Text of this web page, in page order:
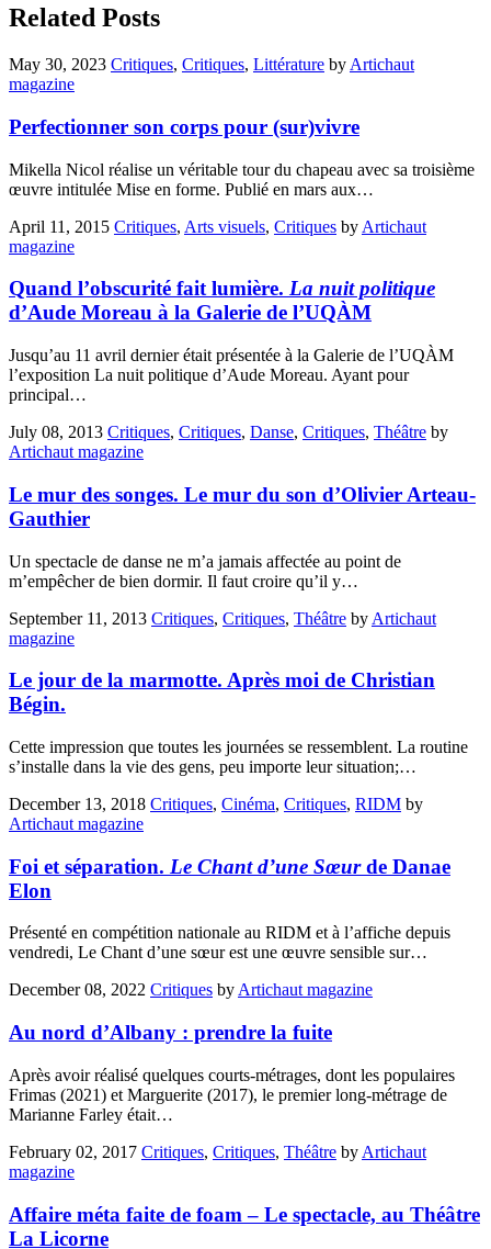
Related Posts
May 30, 2023 Critiques, Critiques, Littérature by Artichaut
magazine
Perfectionner son corps pour (sur)vivre
Mikella Nicol réalise un véritable tour du chapeau avec sa troisième
œuvre intitulée Mise en forme. Publié en mars aux…
April 11, 2015 Critiques, Arts visuels, Critiques by Artichaut
magazine
Quand l’obscurité fait lumière. La nuit politique
d’Aude Moreau à la Galerie de l’UQÀM
Jusqu’au 11 avril dernier était présentée à la Galerie de l’UQÀM
l’exposition La nuit politique d’Aude Moreau. Ayant pour
principal…
July 08, 2013 Critiques, Critiques, Danse, Critiques, Théâtre by
Artichaut magazine
Le mur des songes. Le mur du son d’Olivier Arteau-
Gauthier
Un spectacle de danse ne m’a jamais affectée au point de
m’empêcher de bien dormir. Il faut croire qu’il y…
September 11, 2013 Critiques, Critiques, Théâtre by Artichaut
magazine
Le jour de la marmotte. Après moi de Christian
Bégin.
Cette impression que toutes les journées se ressemblent. La routine
s’installe dans la vie des gens, peu importe leur situation;…
December 13, 2018 Critiques, Cinéma, Critiques, RIDM by
Artichaut magazine
Foi et séparation. Le Chant d’une Sœurde Danae
Elon
Présenté en compétition nationale au RIDM et à l’affiche depuis
vendredi, Le Chant d’une sœur est une œuvre sensible sur…
December 08, 2022 Critiques byArtichaut magazine
Au nord d’Albany : prendre la fuite
Après avoir réalisé quelques courts-métrages, dont les populaires
Frimas (2021) et Marguerite (2017), le premier long-métrage de
Marianne Farley était…
February 02, 2017 Critiques, Critiques, Théâtre by Artichaut
magazine
Affaire méta faite de foam – Le spectacle, au Théâtre
La Licorne